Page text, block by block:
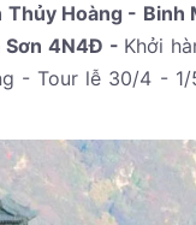
Thủy Hoàng -
Sơn 4N4Đ - Khởi
- Tour lễ 30/4 -